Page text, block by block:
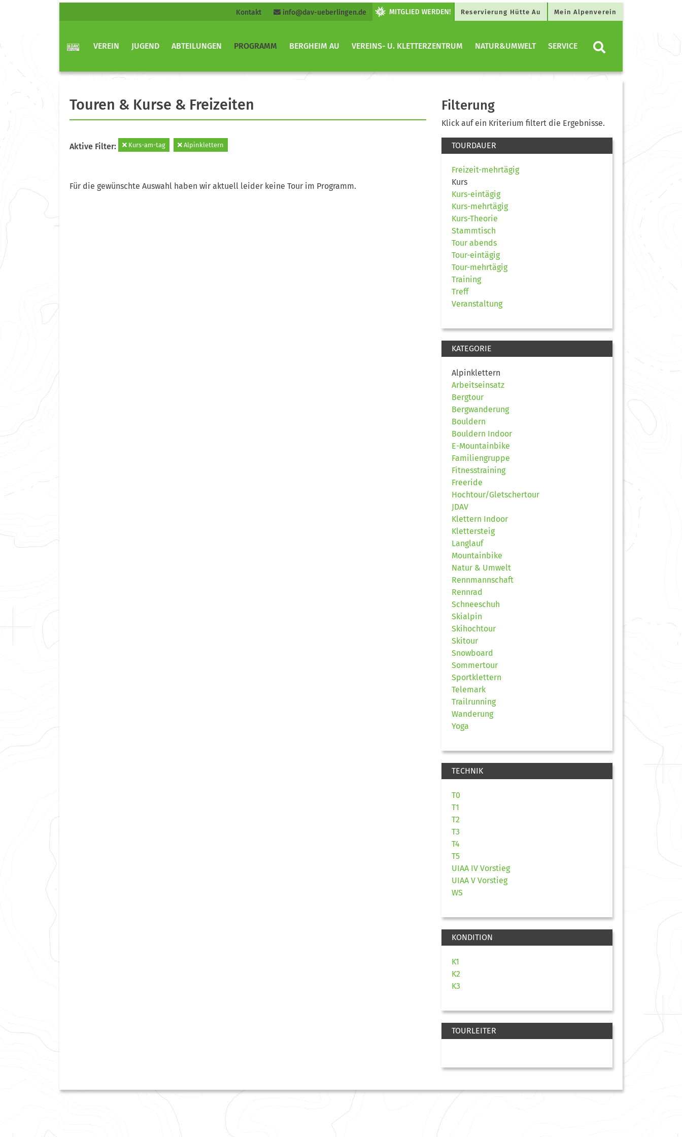
Kontakt info@dav-ueberlingen.de Reservierung Hütte Au Mein Alpenverein
VEREIN JUGEND ABTEILUNGEN PROGRAMM BERGHEIM AU VEREINS- U. KLETTERZENTRUM NATUR&UMWELT SERVICE
Touren & Kurse & Freizeiten
Aktive Filter: Kurs-am-tag Alpinklettern
Für die gewünschte Auswahl haben wir aktuell leider keine Tour im Programm.
Filterung
Klick auf ein Kriterium filtert die Ergebnisse.
TOURDAUER
Freizeit-mehrtägig
Kurs
Kurs-eintägig
Kurs-mehrtägig
Kurs-Theorie
Stammtisch
Tour abends
Tour-eintägig
Tour-mehrtägig
Training
Treff
Veranstaltung
KATEGORIE
Alpinklettern
Arbeitseinsatz
Bergtour
Bergwanderung
Bouldern
Bouldern Indoor
E-Mountainbike
Familiengruppe
Fitnesstraining
Freeride
Hochtour/Gletschertour
JDAV
Klettern Indoor
Klettersteig
Langlauf
Mountainbike
Natur & Umwelt
Rennmannschaft
Rennrad
Schneeschuh
Skialpin
Skihochtour
Skitour
Snowboard
Sommertour
Sportklettern
Telemark
Trailrunning
Wanderung
Yoga
TECHNIK
T0
T1
T2
T3
T4
T5
UIAA IV Vorstieg
UIAA V Vorstieg
WS
KONDITION
K1
K2
K3
TOURLEITER